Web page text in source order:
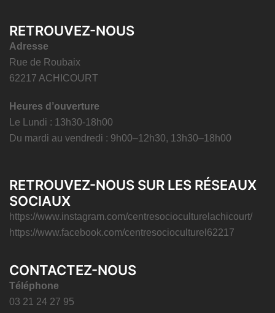
RETROUVEZ-NOUS
Adresse
Rue de Roubaix
62217 ACHICOURT
Heures d’ouverture
Le Lundi : 13h30-18h00
Du mardi au vendredi : 9h00–12h30, 13h30–18h00
RETROUVEZ-NOUS SUR LES RÉSEAUX
SOCIAUX
https://www.instagram.com/centresocioculturelachicourt/
https://www.facebook.com/centresocioculturel62217
CONTACTEZ-NOUS
Téléphone
03 21 24 27 95